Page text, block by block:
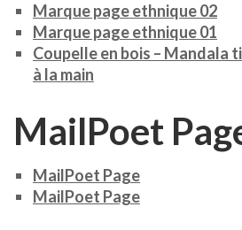
Marque page ethnique 02
Marque page ethnique 01
Coupelle en bois – Mandala
à la main
MailPoet
MailPoet Page
MailPoet Page